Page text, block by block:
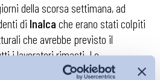
della scorsa settimana, ad
di Inalca che erano stati colpiti
che avrebbe previsto il
i lavoratori rimasti. Lo
un anno fa da un gravissimo